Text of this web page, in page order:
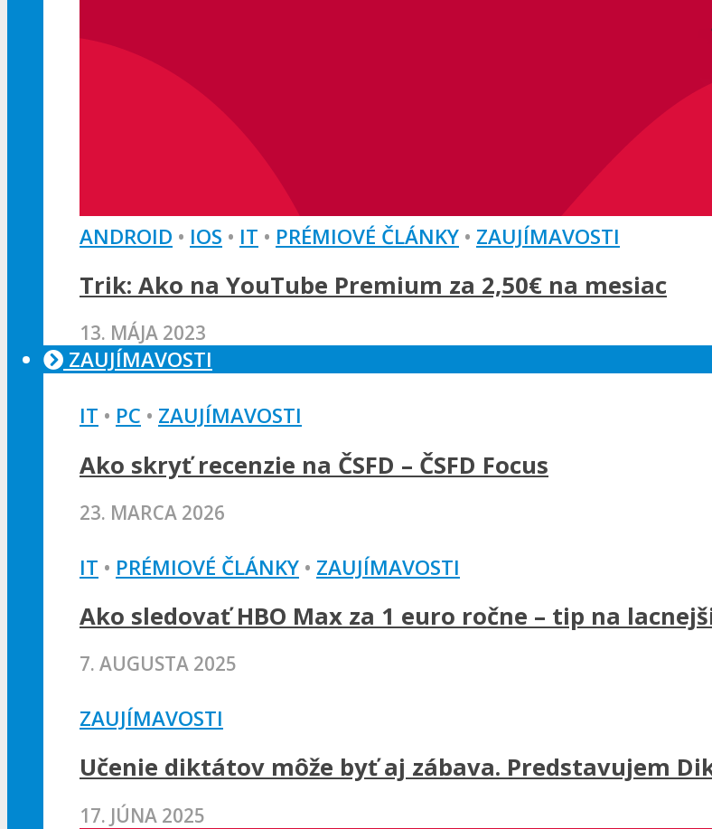
ANDROID • IOS • IT • PRÉMIOVÉ ČLÁNKY • ZAUJÍMAVOSTI
Trik: Ako na YouTube Premium za 2,50€ na mesiac
13. MÁJA 2023
ZAUJÍMAVOSTI
IT • PC • ZAUJÍMAVOSTI
Ako skryť recenzie na ČSFD – ČSFD Focus
23. MARCA 2026
IT • PRÉMIOVÉ ČLÁNKY • ZAUJÍMAVOSTI
Ako sledovať HBO Max za 1 euro ročne – tip na
7. AUGUSTA 2025
ZAUJÍMAVOSTI
Učenie diktátov môže byť aj zábava. Predstavujem
17. JÚNA 2025